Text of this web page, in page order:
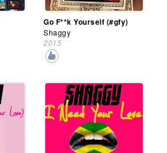
Go F**k Yourself (#gfy)
Shaggy
2015